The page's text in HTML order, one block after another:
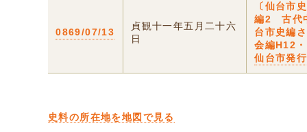
0869/07/13
貞観十一年五月二十六
日
〔仙台市
編2 古代
台市史編
会編H12
仙台市発行
史料の所在地を地図で見る